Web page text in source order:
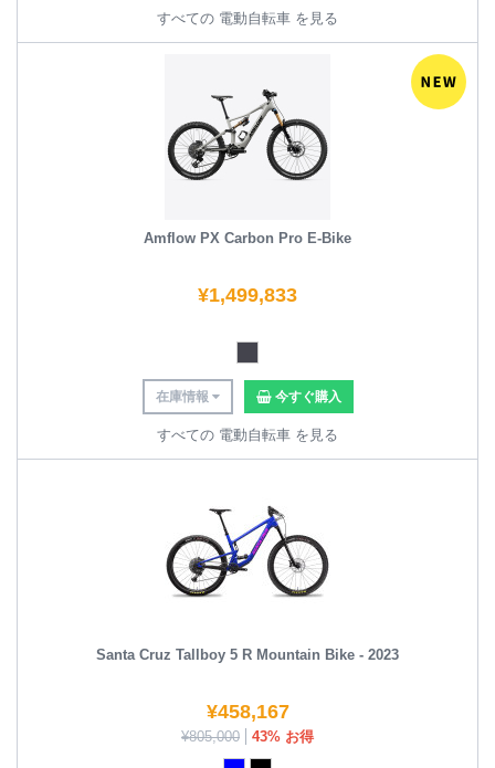
すべての 電動自転車 を見る
Amflow PX Carbon Pro E-Bike
¥1,499,833
在庫情報 今すぐ購入
すべての 電動自転車 を見る
Santa Cruz Tallboy 5 R Mountain Bike - 2023
¥458,167
¥805,000 43% お得